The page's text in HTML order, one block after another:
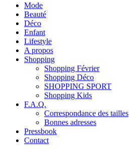
Mode
Beauté
Déco
Enfant
Lifestyle
A propos
Shopping
Shopping Février
Shopping Déco
SHOPPING SPORT
Shopping Kids
F.A.Q.
Correspondance des tailles
Bonnes adresses
Pressbook
Contact